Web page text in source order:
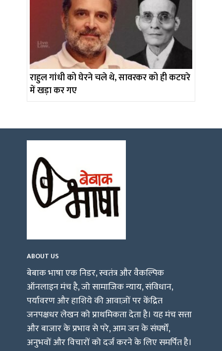
राहुल गांधी को घेरने चले थे, सावरकर को ही कटघरे
में खड़ा कर गए
ABOUT US
बेबाक भाषा एक निडर, स्वतंत्र और वैकल्पिक
ऑनलाइन मंच है, जो सामाजिक न्याय, संविधान,
पर्यावरण और हाशिये की आवाज़ों पर केंद्रित
जनपक्षधर लेखन को प्राथमिकता देता है। यह मंच सत्ता
और बाजार के प्रभाव से परे, आम जन के संघर्षों,
अनुभवों और विचारों को दर्ज करने के लिए समर्पित है।